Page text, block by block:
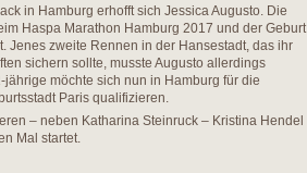
in Hamburg erhofft sich Jessica Augusto. Die
Haspa Marathon Hamburg 2017 und der Geburt
Jenes zweite Rennen in der Hansestadt, das ihr
sichern sollte, musste Augusto allerdings
möchte sich nun in Hamburg für die
Paris qualifizieren.
– neben Katharina Steinruck – Kristina Hendel
Mal startet.